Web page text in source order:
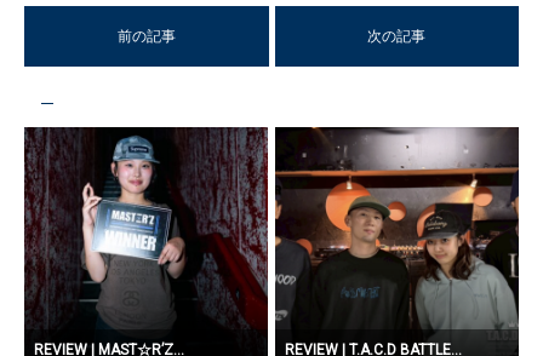
前の記事 次の記事
REVIEW | MAST☆R’Z... REVIEW | T.A.C.D BATTLE...